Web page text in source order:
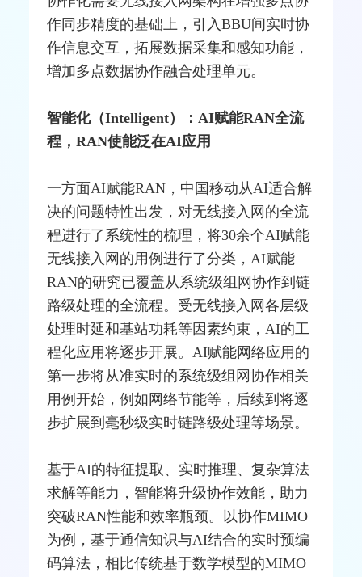
作同步精度的基础上，引入BBU间实时协
作信息交互，拓展数据采集和感知功能，
增加多点数据协作融合处理单元。
智能化（Intelligent）：AI赋能RAN全流
程，RAN使能泛在AI应用
一方面AI赋能RAN，中国移动从AI适合解
决的问题特性出发，对无线接入网的全流
程进行了系统性的梳理，将30余个AI赋能
无线接入网的用例进行了分类，AI赋能
RAN的研究已覆盖从系统级组网协作到链
路级处理的全流程。受无线接入网各层级
处理时延和基站功耗等因素约束，AI的工
程化应用将逐步开展。AI赋能网络应用的
第一步将从准实时的系统级组网协作相关
用例开始，例如网络节能等，后续到将逐
步扩展到毫秒级实时链路级处理等场景。
基于AI的特征提取、实时推理、复杂算法
求解等能力，智能将升级协作效能，助力
突破RAN性能和效率瓶颈。以协作MIMO
为例，基于通信知识与AI结合的实时预编
码算法，相比传统基于数学模型的MIMO